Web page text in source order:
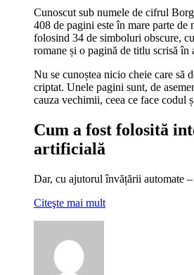
Cunoscut sub numele de cifrul
408 de pagini este în mare parte de
folosind 34 de simboluri obscure,
romane și o pagină de titlu scrisă în
Nu se cunoștea nicio cheie care să
criptat. Unele pagini sunt, de
cauza vechimii, ceea ce face codul
Cum a fost folosită
artificială
Dar, cu ajutorul învățării automate
Citeşte mai mult